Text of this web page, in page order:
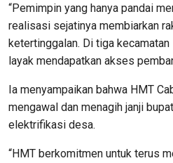
“Pemimpin yang hanya pandai
realisasi sejatinya membiarkan
ketertinggalan. Di tiga
layak mendapatkan akses
Ia menyampaikan bahwa HMT
mengawal dan menagih janji
elektrifikasi desa.
“HMT berkomitmen untuk terus